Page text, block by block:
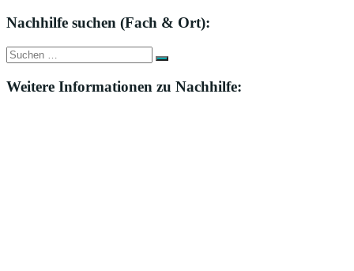
Nachhilfe suchen (Fach & Ort):
Suche
nach:
Suchen
Weitere Informationen zu Nachhilfe: